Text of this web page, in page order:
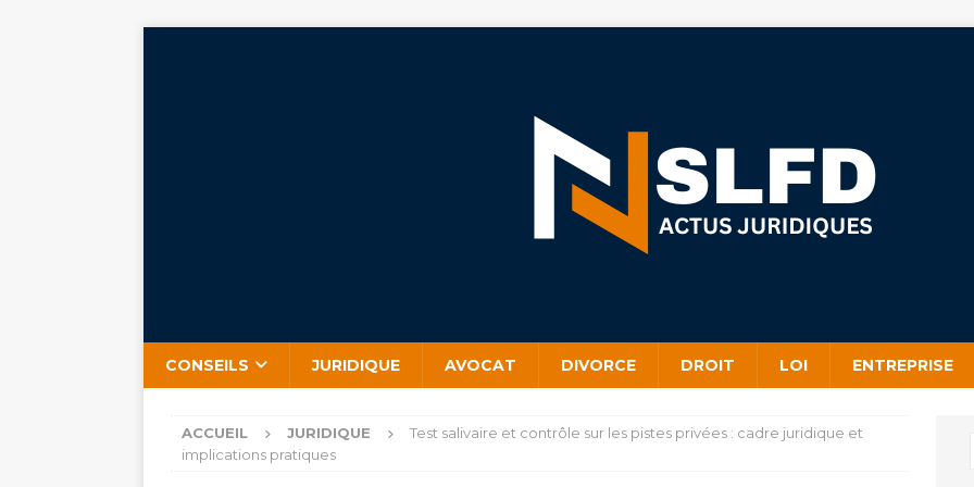
CONSEILS JURIDIQUE AVOCAT DIVORCE DROIT LOI ENTREPRISE
ACCUEIL JURIDIQUE
Test salivaire et contrôle sur les pistes privées : cadre juridique et
implications pratiques